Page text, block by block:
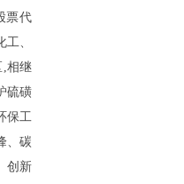
票代
、
,相继
硫磺
保工
、碳
创新